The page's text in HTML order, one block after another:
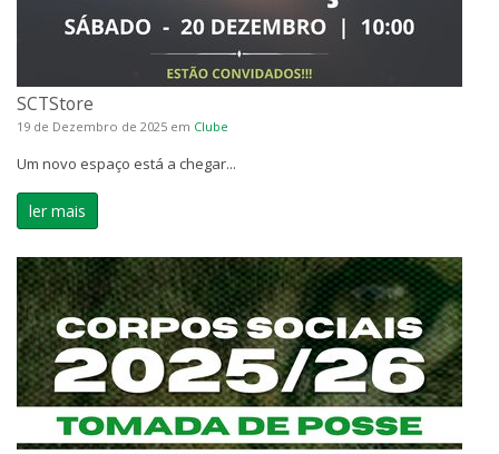
SCTStore
19 de Dezembro de 2025 em Clube
Um novo espaço está a chegar...
ler mais